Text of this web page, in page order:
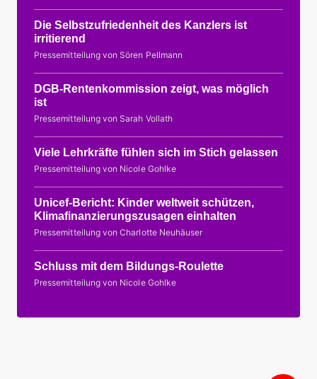
Die Selbstzufriedenheit des Kanzlers ist
irritierend
Pressemitteilung von Sören Pellmann
DGB-Rentenkommission zeigt, was möglich
ist
Pressemitteilung von Sarah Vollath
Viele Lehrkräfte fühlen sich im Stich gelassen
Pressemitteilung von Nicole Gohlke
Unicef-Bericht: Kinder weltweit schützen,
Klimafinanzierungszusagen einhalten
Pressemitteilung von Charlotte Neuhäuser
Schluss mit dem Bildungs-Roulette
Pressemitteilung von Nicole Gohlke